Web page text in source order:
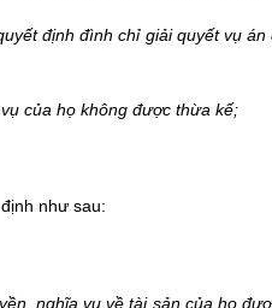
định đình chỉ giải quyết vụ
của họ không được thừa kế;
như sau:
nghĩa vụ về tài sản của họ